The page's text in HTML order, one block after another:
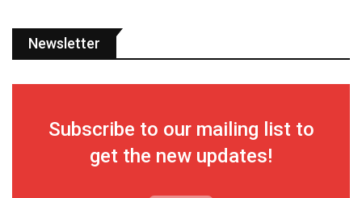
Newsletter
Subscribe to our mailing list to
get the new updates!